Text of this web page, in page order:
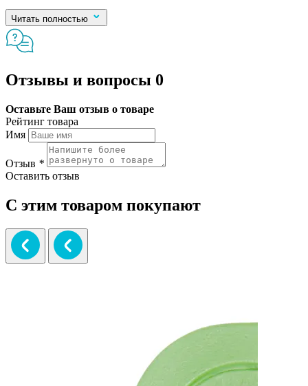
Читать полностью
Отзывы и вопросы 0
Оставьте Ваш отзыв о товаре
Рейтинг товара
Имя
Отзыв *
Оставить отзыв
С этим товаром покупают